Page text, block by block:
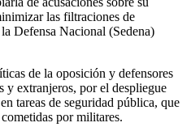
las filtraciones de
Defensa Nacional (Sedena)
de la oposición y defensores
y extranjeros, por el despliegue
tareas de seguridad pública, que
por militares.